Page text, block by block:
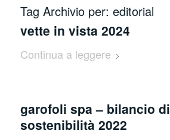
Tag Archivio per: editorial
vette in vista 2024
Continua a leggere
garofoli spa – bilancio di
sostenibilità 2022